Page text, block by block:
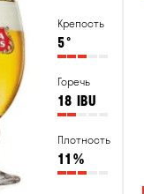
Крепость
5°
Горечь
18 IBU
Плотность
11 %